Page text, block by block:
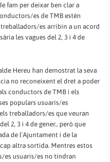
fam per deixar ben clar a
es de TMB estén
es arribin a un acord
les vagues del 2, 3 i 4 de
Hereu han demostrat la seva
no reconeixent el dret a poder
conductors de TMB i els
populars usuaris/es
treballadors/es que veuran
2, 3 i 4 de gener., però que
de l'Ajuntament i de la
altra sortida. Mentres estos
es usuaris/es no tindran